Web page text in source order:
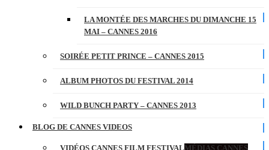
LA MONTÉE DES MARCHES DU DIMANCHE 15
MAI – CANNES 2016
SOIRÉE PETIT PRINCE – CANNES 2015
ALBUM PHOTOS DU FESTIVAL 2014
WILD BUNCH PARTY – CANNES 2013
BLOG DE CANNES VIDEOS
VIDÉOS CANNES FILM FESTIVALMÉDIAS CANNES